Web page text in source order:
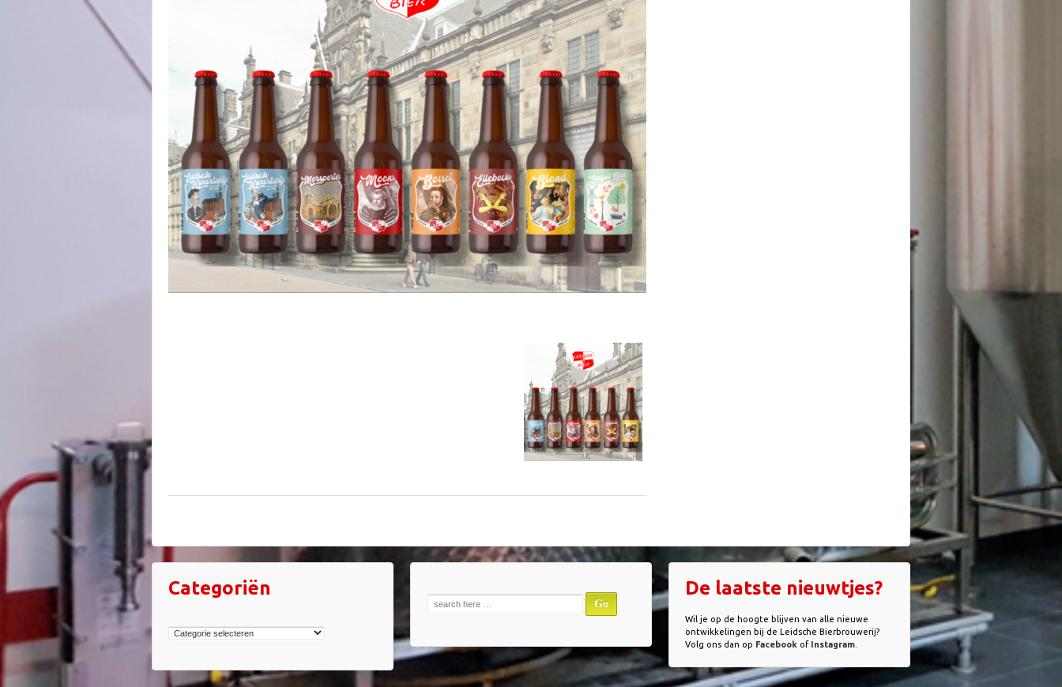
Categoriën
Categoriën
Zoek
De laatste nieuwtjes?
Wil je op de hoogte blijven van alle nieuwe
ontwikkelingen bij de Leidsche Bierbrouwerij?
Volg ons dan op Facebookof Instagram.